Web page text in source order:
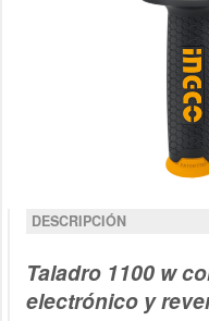
DESCRIPCIÓN
Taladro 1100 w
electrónico y